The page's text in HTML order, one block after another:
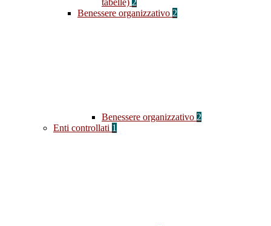
tabelle) 2
Benessere organizzativo 2
Benessere organizzativo 2
Enti controllati 1